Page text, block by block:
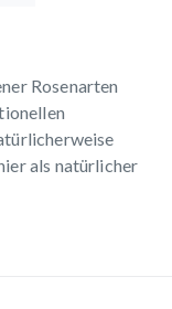
Rosenarten
als natürlicher